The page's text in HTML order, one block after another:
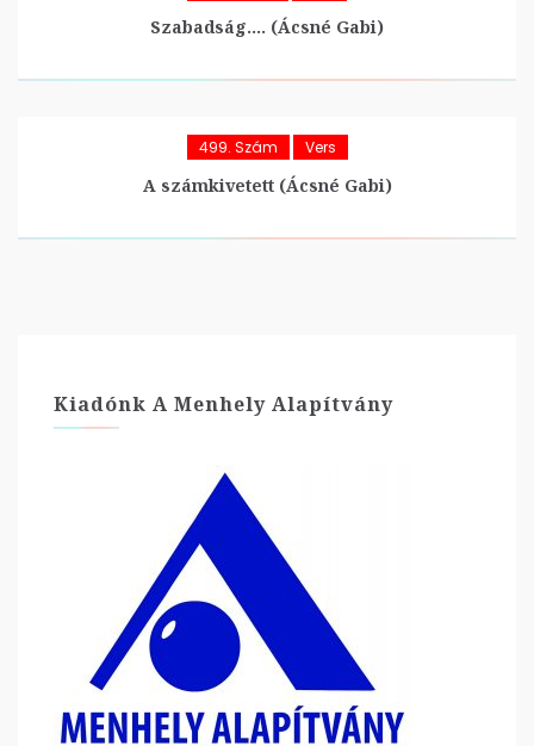
Szabadság…. (Ácsné Gabi)
499. Szám Vers
A számkivetett (Ácsné Gabi)
Kiadónk A Menhely Alapítvány